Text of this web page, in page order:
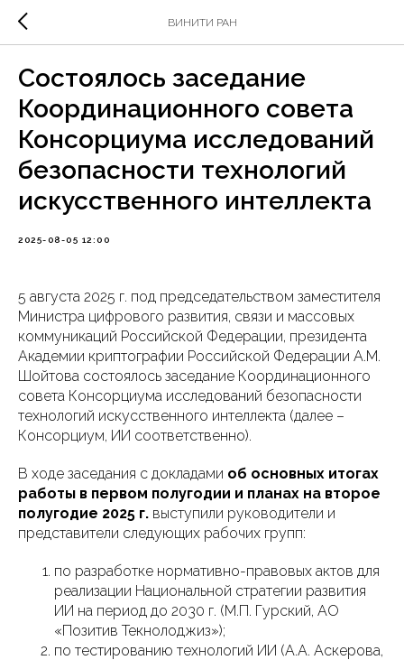
ВИНИТИ РАН
Состоялось заседание
Координационного совета
Консорциума исследований
безопасности технологий
искусственного интеллекта
2025-08-05 12:00
5 августа 2025 г. под председательством заместителя
Министра цифрового развития, связи и массовых
коммуникаций Российской Федерации, президента
Академии криптографии Российской Федерации А.М.
Шойтова состоялось заседание Координационного
совета Консорциума исследований безопасности
технологий искусственного интеллекта (далее –
Консорциум, ИИ соответственно).
В ходе заседания с докладами об основных итогах
работы в первом полугодии и планах на второе
полугодие 2025 г. выступили руководители и
представители следующих рабочих групп:
по разработке нормативно-правовых актов для
реализации Национальной стратегии развития
ИИ на период до 2030 г. (М.П. Гурский, АО
«Позитив Текнолоджиз»);
по тестированию технологий ИИ (А.А. Аскерова,